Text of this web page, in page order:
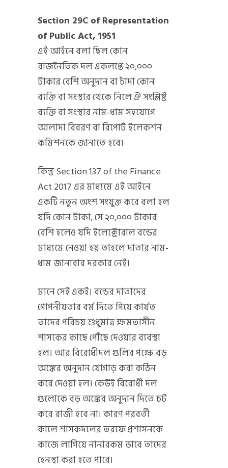
Section 29C of Representation
of Public Act, 1951
এই আইনে বলা ছিল কোন
রাজনৈতিক দল একলপ্তে ২০,০০০
টাকার বেশি অনুদান বা চাঁদা কোন
ব্যক্তি বা সংস্থার থেকে নিলে ঐ সংশ্লিষ্ট
ব্যক্তি বা সংস্থার নাম-ধাম সহযোগে
আলাদা বিবরণ বা রিপোর্ট ইলেকশন
কমিশনকে জানাতে হবে।
কিন্তু Section 137 of the Finance
Act 2017 এর মাধ্যমে এই আইনে
একটি নতুন অংশ সংযুক্ত করে বলা হল
যদি কোন টাকা, সে ২০,০০০ টাকার
বেশি হলেও যদি ইলেক্টোরাল বন্ডের
মাধ্যমে নেওয়া হয় তাহলে দাতার নাম-
ধাম জানাবার দরকার নেই।
মানে সেই একই। বন্ডের দাতাদের
গোপনীয়তার বর্ম দিতে গিয়ে কার্যত
তাদের পরিচয় শুধুমাত্র ক্ষমতাসীন
শাসকের কাছে পৌঁছে দেওয়ার ব্যবস্থা
হল। আর বিরোধীদল গুলির পক্ষে বড়
অঙ্কের অনুদান যোগাড় করা কঠিন
করে দেওয়া হল। কেউই বিরোধী দল
গুলোকে বড় অঙ্কের অনুদান দিতে চট
করে রাজী হবে না। কারণ পরবর্তী
কালে শাসকদলের তরফে প্রশাসনকে
কাজে লাগিয়ে নানারকম ভাবে তাদের
হেনস্থা করা হতে পারে।